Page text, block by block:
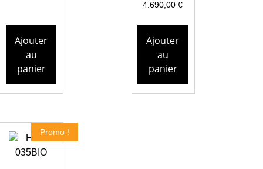
Ajouter
au
panier
4.690,00€
Ajouter
au
panier
Promo !